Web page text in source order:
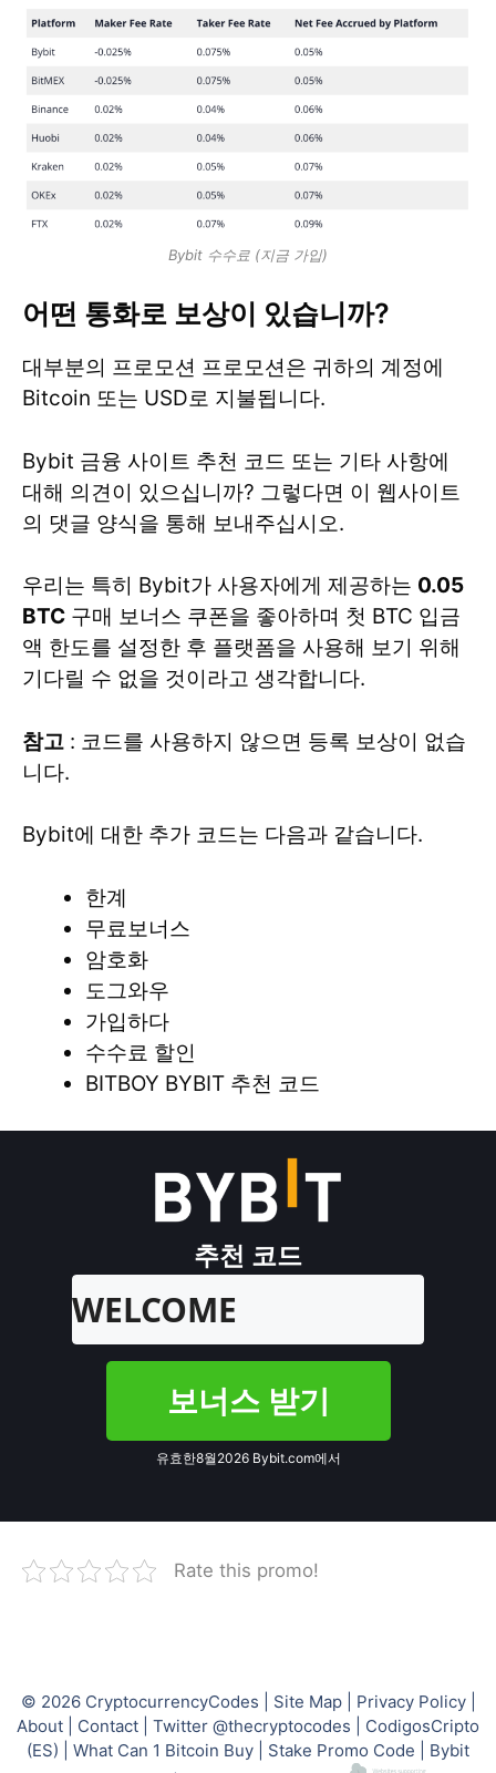
Bybit 수수료 (지금 가입)
어떤 통화로 보상이 있습니까?
대부분의 프로모션 프로모션은 귀하의 계정에
Bitcoin 또는 USD로 지불됩니다.
Bybit 금융 사이트 추천 코드 또는 기타 사항에
대해 의견이 있으십니까? 그렇다면 이 웹사이트
의 댓글 양식을 통해 보내주십시오.
우리는 특히 Bybit가 사용자에게 제공하는 0.05
BTC 구매 보너스 쿠폰을 좋아하며 첫 BTC 입금
액 한도를 설정한 후 플랫폼을 사용해 보기 위해
기다릴 수 없을 것이라고 생각합니다.
참고 : 코드를 사용하지 않으면 등록 보상이 없습
니다.
Bybit에 대한 추가 코드는 다음과 같습니다.
한계
무료보너스
암호화
도그와우
가입하다
수수료 할인
BITBOY BYBIT 추천 코드
추천 코드
WELCOME
보너스 받기
유효한8월2026 Bybit.com에서
Rate this promo!
© 2026 CryptocurrencyCodes Site Map| Privacy Policy|
About
Contact Twitter @thecryptocodes
CodigosCripto
(ES)
What Can 1 Bitcoin Buy Stake Promo Code
Bybit